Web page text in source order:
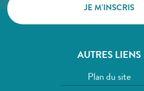
AUTRES LIENS
Plan du site